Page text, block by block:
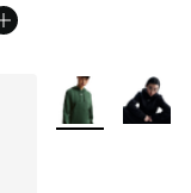
Weitere Farben